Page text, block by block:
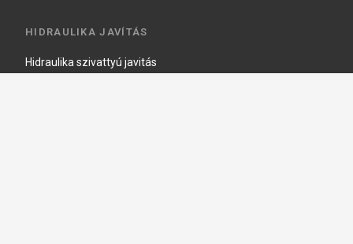
HIDRAULIKA JAVÍTÁS
Hidraulika szivattyú javitás